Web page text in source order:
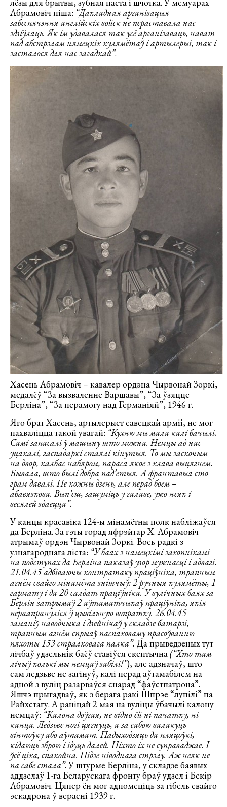
Абрамовіч піша: “Дакладная арганізацыя
забеспячэння англійскіх войск не пераставала нас
здзіўляць. Як ім удавалася так усё арганізаваць, нават
пад абстрэлам нямецкіх кулямётаў і артылерыі, так і
засталося для нас загадкай”.
Хасень Абрамовіч – кавалер ордэна Чырвонай Зоркі,
медалёў “За вызваленне Варшавы”, “За ўзяцце
Берліна”, “За перамогу над Германіяй”, 1946 г.
Яго брат Хасень, артылерыст савецкай арміі, не мог
пахваліцца такой увагай: “Кухню мы мала калі бачылі.
Самі запасалі ў машыну што можна. Немцы ад нас
уцякалі, гаспадаркі стаялі кінутыя. То мы заскочым
на двор, калбас набяром, парася якое з хлява выцягнем.
Бывала, што былі добра пад’етыя. А франтавыя сто
грам давалі. Не кожны дзень, але перад боем –
абавязкова. Вып’еш, зашуміць у галаве, ужо неяк і
весялей здаецца”.
У канцы красавіка 124-ы мінамётны полк набліжаўся
да Берліна. За гэты горад яфрэйтар Х. Абрамовіч
атрымаў ордэн Чырвонай Зоркі. Вось радкі з
узнагароднага ліста: “У баях з нямецкімі захопнікамі
на подступах да Берліна паказаў узор мужнасці і адвагі.
21.04.45 адбіваючы контратаку праціўніка, трапным
агнём свайго мінамёта знішчыў: 2 ручныя кулямёты, 1
гармату і да 20 салдат праціўніка. У вулічных баях за
Берлін затрымаў 2 аўтаматчыкаў праціўніка, якія
пераапрануліся ў цывільную вопратку. 26.04.45
замяніў наводчыка і дзейнічаў у складзе батарэі,
трапным агнём спрыяў паспяховаму прасоўванню
пяхоты 153 стралковага палка”. Да прыведзеных тут
лічбаў удзельнік баёў ставіўся скептычна(“Хто там
лічыў колькі мы немцаў забілі!”), але адзначаў, што
сам ледзьве не загінуў, калі перад аўтамабілем на
адной з вуліц разарваўся снарад “фаўстпатрона”.
Яшчэ прыгадваў, як з берага ракі Шпрэе “лупілі” па
Рэйхстагу. А раніцай 2 мая на вуліцы ўбачылі калону
немцаў: “Калона доўгая, не відно ёй ні пачатку, ні
канца. Ледзьве ногі цягнуць, а за сабою валакуць
вінтоўку або аўтамат. Падыходзяць да пляцоўкі,
кідаюць зброю і ідуць далей. Ніхто іх не суправаджае. І
ўсё ціха, спакойна. Нідзе ніводнага стрэлу. Аж неяк не
па сабе стала”. У штурме Берліна, у складзе баявых
аддзелаў 1-га Беларускага фронту браў удзел і Бекір
Абрамовіч. Цяпер ён мог адпомсціць за гібель свайго
эскадрона ў верасні 1939 г.